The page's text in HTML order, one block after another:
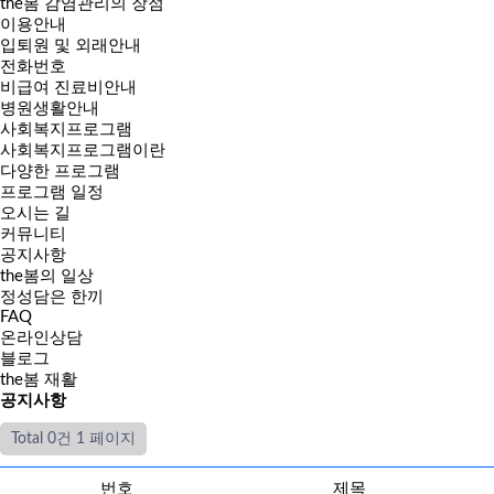
the봄 감염관리의 장점
이용안내
입퇴원 및 외래안내
전화번호
비급여 진료비안내
병원생활안내
사회복지프로그램
사회복지프로그램이란
다양한 프로그램
프로그램 일정
오시는 길
커뮤니티
공지사항
the봄의 일상
정성담은 한끼
FAQ
온라인상담
블로그
the봄 재활
공지사항
Total 0건 1 페이지
번호 제목